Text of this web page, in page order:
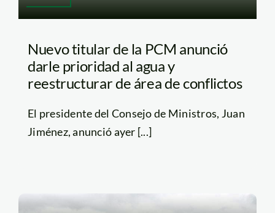
Nuevo titular de la PCM anunció
darle prioridad al agua y
reestructurar de área de conflictos
El presidente del Consejo de Ministros, Juan
Jiménez, anunció ayer [...]